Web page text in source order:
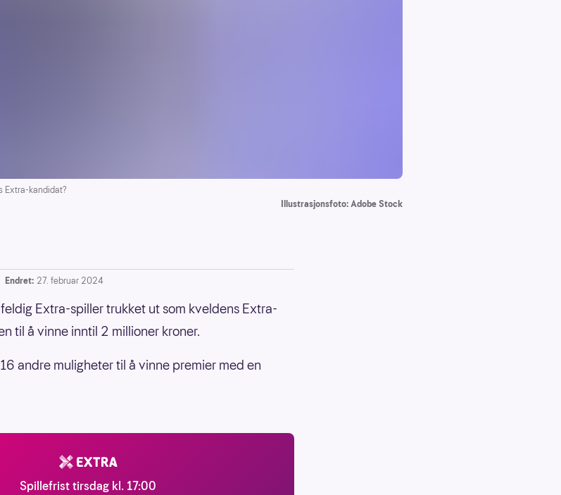
Extra-kandidat?
Illustrasjonsfoto: Adobe Stock
Endret: 27. februar 2024
Extra-spiller trukket ut som kveldens Extra-
til å vinne inntil 2 millioner kroner.
andre muligheter til å vinne premier med en
Spillefrist tirsdag kl. 17:00